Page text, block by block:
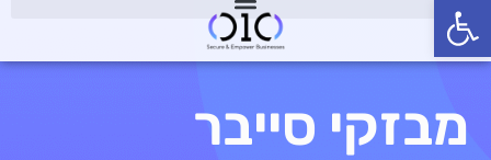
פתח סרגל נגישות
מבזקי סייבר
מבזקי סייבר